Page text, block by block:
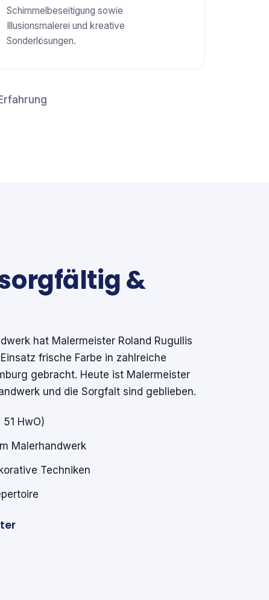
Schimmelbeseitigung sowie
Illusionsmalerei und kreative
Sonderlösungen.
&
hat Malermeister Roland Rugullis
frische Farbe in zahlreiche
gebracht. Heute ist Malermeister
und die Sorgfalt sind geblieben.
HwO)
Malerhandwerk
Techniken